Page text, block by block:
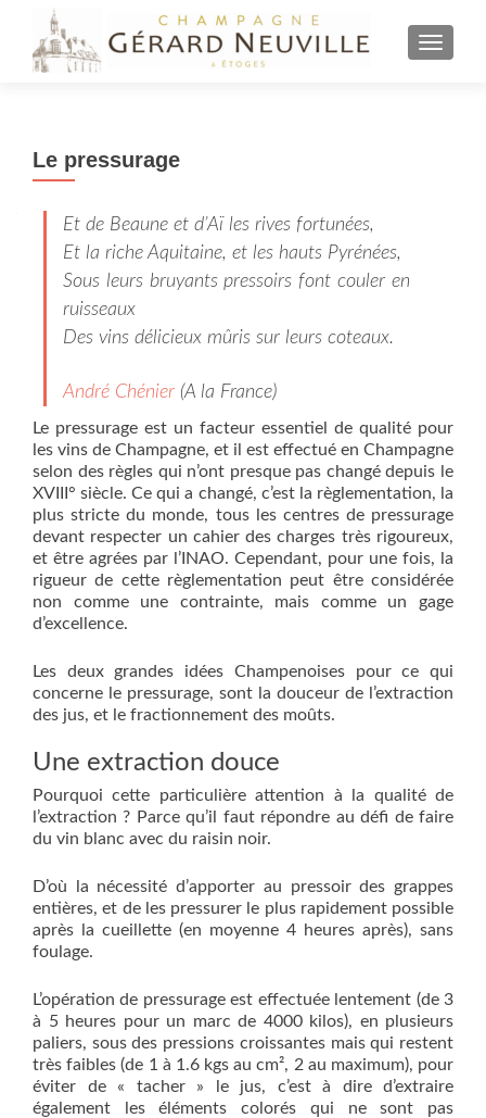
Le pressurage
Et de Beaune et d’Aï les rives fortunées,
Et la riche Aquitaine, et les hauts Pyrénées,
Sous leurs bruyants pressoirs font couler en
ruisseaux
Des vins délicieux mûris sur leurs coteaux.
André Chénier (A la France)
Le pressurage est un facteur essentiel de qualité pour
les vins de Champagne, et il est effectué en Champagne
selon des règles qui n’ont presque pas changé depuis le
XVIII° siècle. Ce qui a changé, c’est la règlementation, la
plus stricte du monde, tous les centres de pressurage
devant respecter un cahier des charges très rigoureux,
et être agrées par l’INAO. Cependant, pour une fois, la
rigueur de cette règlementation peut être considérée
non comme une contrainte, mais comme un gage
d’excellence.
Les deux grandes idées Champenoises pour ce qui
concerne le pressurage, sont la douceur de l’extraction
des jus, et le fractionnement des moûts.
Une extraction douce
Pourquoi cette particulière attention à la qualité de
l’extraction ? Parce qu’il faut répondre au défi de faire
du vin blanc avec du raisin noir.
D’où la nécessité d’apporter au pressoir des grappes
entières, et de les pressurer le plus rapidement possible
après la cueillette (en moyenne 4 heures après), sans
foulage.
L’opération de pressurage est effectuée lentement (de 3
à 5 heures pour un marc de 4000 kilos), en plusieurs
paliers, sous des pressions croissantes mais qui restent
très faibles (de 1 à 1.6 kgs au cm², 2 au maximum), pour
éviter de « tacher » le jus, c’est à dire d’extraire
également les éléments colorés qui ne sont pas